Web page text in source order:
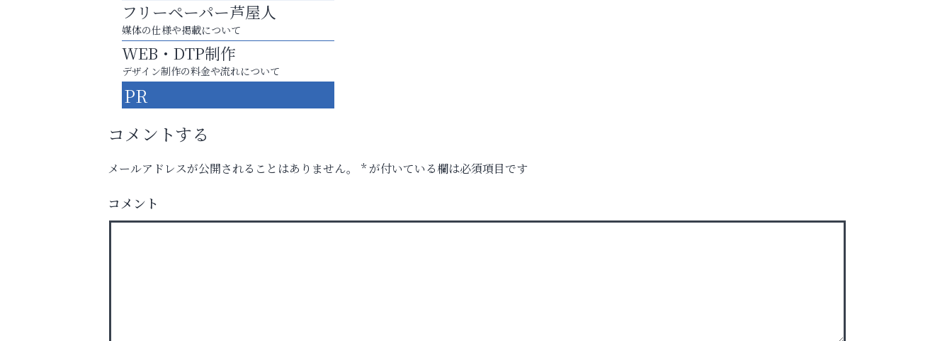
あなたらしく奏でる、音楽の時間
アクイール芦屋店
フリーペーパー芦屋人
媒体の仕様や掲載について
WEB・DTP制作
デザイン制作の料金や流れについて
PR
コメントする
メールアドレスが公開されることはありません。 *が付いている欄は必須項目です
コメント